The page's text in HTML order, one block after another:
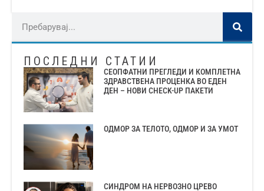
ПОСЛЕДНИ СТАТИИ
СЕОПФАТНИ ПРЕГЛЕДИ И КОМПЛЕТНА
ЗДРАВСТВЕНА ПРОЦЕНКА ВО ЕДЕН
ДЕН – НОВИ CHECK-UP ПАКЕТИ
ОДМОР ЗА ТЕЛОТО, ОДМОР И ЗА УМОТ
СИНДРОМ НА НЕРВОЗНО ЦРЕВО